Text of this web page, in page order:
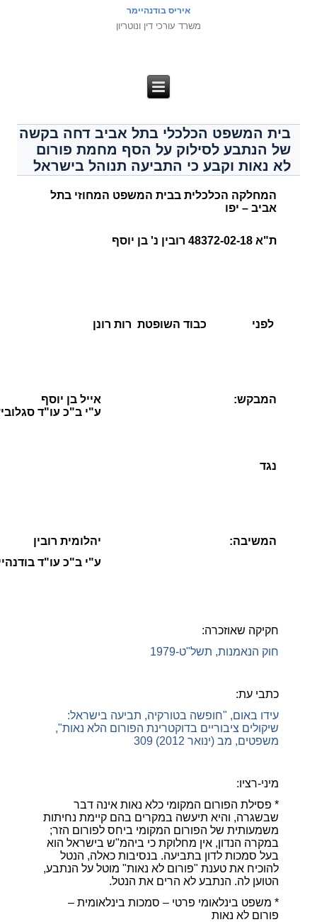
איריס בודנהיימר
משרד עורכי דין ונוטריון
בית המשפט הכלכלי בתל אביב דחה בקשה
של הנתבע לסילוק על הסף מחמת פורום
לא נאות וקבע כי התביעה תנוהל בישראל
המחלקה הכלכלית בבית המשפט המחוזי בתל
אביב – יפו
ת"א 48372-02-18 רובין נ' בן יוסף
לפני כבוד השופטת רות רונן
המבקש:
אייל בן יוסף
ע"י ב"כ עו"ד
נגד
המשיבה:
יהלומית רובין
ע"י ב"כ עו"ד
חקיקה שאוזכרה:
חוק הנאמנות, תשל"ט-1979
כתבי עת:
עידו באום, "חופשה בטורקיה, תביעה בישראל:
שיקולים ציבוריים בדוקטרינת הפורום הלא נאות",
משפטים, מב (ינואר 2012) 309
מיני-רציו:
* פסילת הפורום המקומי כלא נאות אינה דבר
שבשגרה, והיא תיעשה במקרים בהם קיימת נחיתות
משמעותית של הפורום המקומי ביחס לפורום הזר;
במקרה הנדון, אין מחלוקת כי ביהמ"ש בישראל הוא
בעל סמכות לדון בתביעה. בנסיבות כאלה, הנטל
להוכיח את טענת "פורום לא נאות" מוטל על הנתבע,
הטוען לה. הנתבע לא הרים את הנטל.
* משפט בינלאומי פרטי – סמכות בינלאומית –
פורום לא נאות